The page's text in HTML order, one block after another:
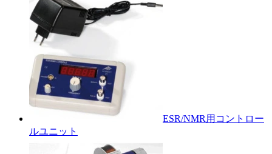
ESR/NMR用コントロー
ルユニット